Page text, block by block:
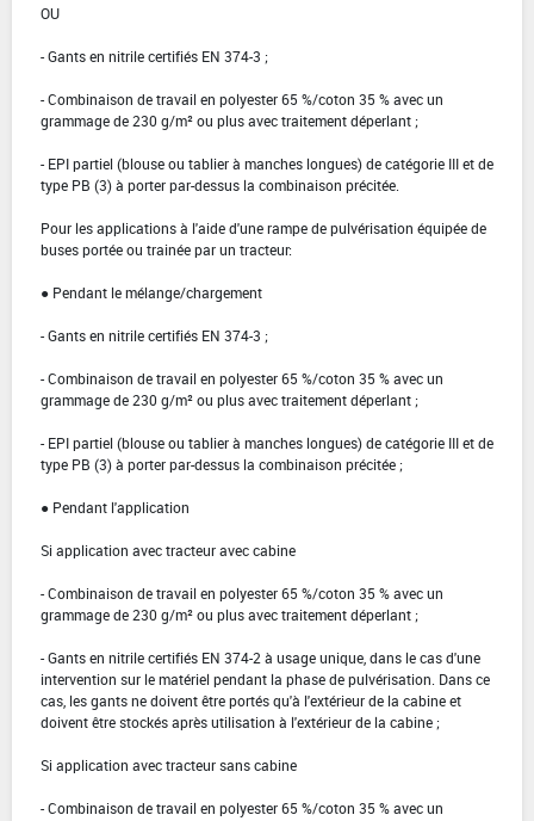
OU
- Gants en nitrile certifiés EN 374-3 ;
- Combinaison de travail en polyester 65 %/coton 35 % avec un
grammage de 230 g/m² ou plus avec traitement déperlant ;
- EPI partiel (blouse ou tablier à manches longues) de catégorie III et de
type PB (3) à porter par-dessus la combinaison précitée.
Pour les applications à l'aide d'une rampe de pulvérisation équipée de
buses portée ou trainée par un tracteur:
● Pendant le mélange/chargement
- Gants en nitrile certifiés EN 374-3 ;
- Combinaison de travail en polyester 65 %/coton 35 % avec un
grammage de 230 g/m² ou plus avec traitement déperlant ;
- EPI partiel (blouse ou tablier à manches longues) de catégorie III et de
type PB (3) à porter par-dessus la combinaison précitée ;
● Pendant l'application
Si application avec tracteur avec cabine
- Combinaison de travail en polyester 65 %/coton 35 % avec un
grammage de 230 g/m² ou plus avec traitement déperlant ;
- Gants en nitrile certifiés EN 374-2 à usage unique, dans le cas d'une
intervention sur le matériel pendant la phase de pulvérisation. Dans ce
cas, les gants ne doivent être portés qu'à l'extérieur de la cabine et
doivent être stockés après utilisation à l'extérieur de la cabine ;
Si application avec tracteur sans cabine
- Combinaison de travail en polyester 65 %/coton 35 % avec un